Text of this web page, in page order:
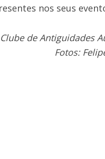
nos seus
de Antiguidades
Fotos: